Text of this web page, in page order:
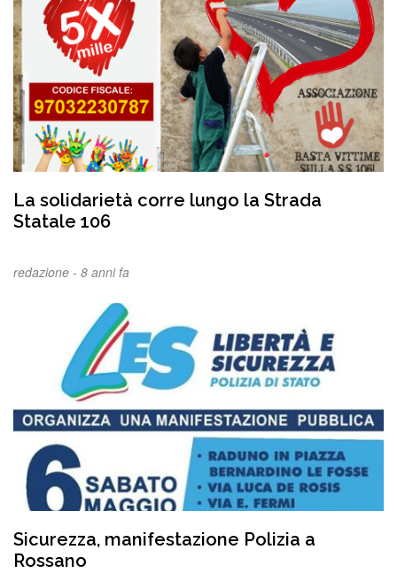
La solidarietà corre lungo la Strada
Statale 106
redazione - 8 anni fa
Sicurezza, manifestazione Polizia a
Rossano